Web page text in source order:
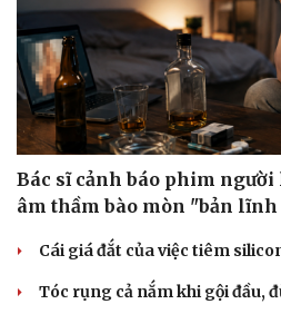
Bác sĩ cảnh báo phim
âm thầm bào mòn "bản
Cái giá đắt của việc tiêm
Tóc rụng cả nắm khi gội đầu,